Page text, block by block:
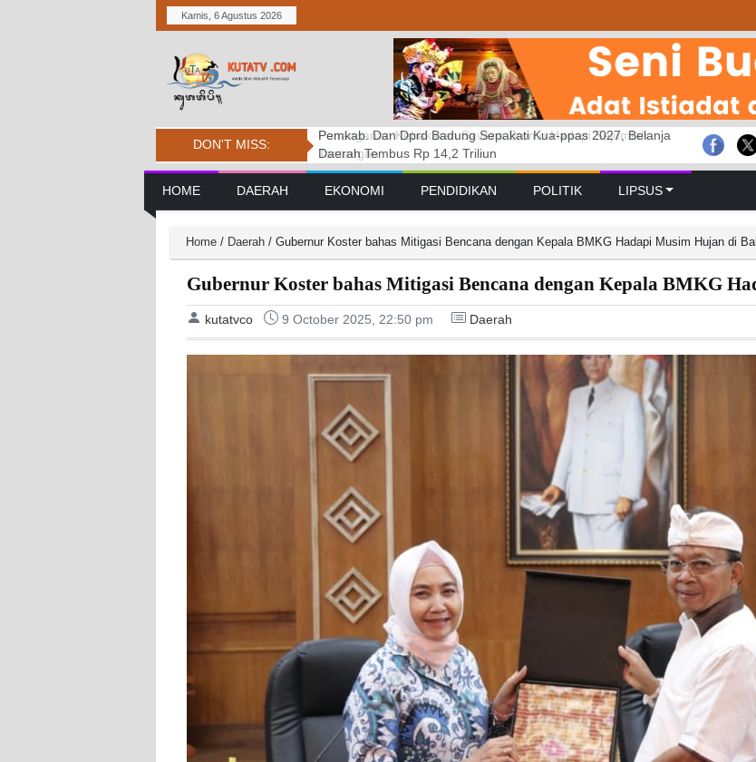
Kamis, 6 Agustus 2026
DON'T MISS:
Pemkab. Dan Dprd Badung Sepakati Kua-ppas 2027, Belanja
Daerah Tembus Rp 14,2 Triliun
DPRD BADUNG GELAR RAPAT PARIPURNA MASA
PERSIDANGAN PERTAMA TAHUN SIDANG 2026 – 2027
Penanganan Kebakaran Savana Bromo Hadapi Sejumlah
Tantangan
Main Navigation
HOME DAERAH EKONOMI PENDIDIKAN POLITIK LIPSUS
Home / Daerah / Gubernur Koster bahas Mitigasi Bencana dengan Kepala BMKG Hadapi Musim Hujan di
Gubernur Koster bahas Mitigasi Bencana dengan Kepala BMKG
kutatvco 9 October 2025, 22:50 pm Daerah